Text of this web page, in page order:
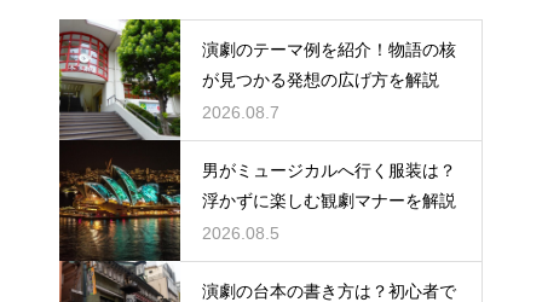
演劇のテーマ例を紹介！物語の核
が見つかる発想の広げ方を解説
2026.08.7
男がミュージカルへ行く服装は？
浮かずに楽しむ観劇マナーを解説
2026.08.5
演劇の台本の書き方は？初心者で